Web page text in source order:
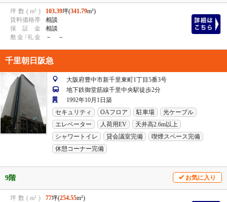
坪 数 ( m² ) 103.39坪(341.79m²)
賃料価格帯
相談
保
証 金
相談
敷 金 /礼金 － －
千里朝日阪急
大阪府豊中市新千里東町1丁目5番3号
地下鉄御堂筋線千里中央駅徒歩2分
1992年10月1日築
セキュリティ
OAフロア 駐車場
光ケーブル
エレベーター
人荷用EV
天井高2.6m以上
シャワートイレ
貸会議室完備
喫煙スペース完備
休憩コーナー完備
9階 お気に入り
坪 数 ( m² ) 77坪(254.55m²)